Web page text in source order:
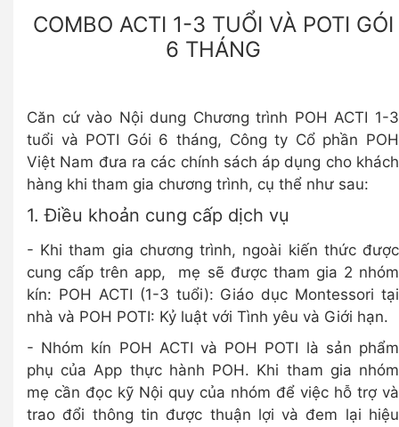
COMBO ACTI 1-3 TUỔI VÀ POTI GÓI
6 THÁNG
Căn cứ vào Nội dung Chương trình POH ACTI 1-3
tuổi và POTI Gói 6 tháng, Công ty Cổ phần POH
Việt Nam đưa ra các chính sách áp dụng cho khách
hàng khi tham gia chương trình, cụ thể như sau:
1. Điều khoản cung cấp dịch vụ
- Khi tham gia chương trình, ngoài kiến thức được
cung cấp trên app, mẹ sẽ được tham gia 2 nhóm
kín: POH ACTI (1-3 tuổi): Giáo dục Montessori tại
nhà và POH POTI: Kỷ luật với Tình yêu và Giới hạn.
- Nhóm kín POH ACTI và POH POTI là sản phẩm
phụ của App thực hành POH. Khi tham gia nhóm
mẹ cần đọc kỹ Nội quy của nhóm để việc hỗ trợ và
trao đổi thông tin được thuận lợi và đem lại hiệu